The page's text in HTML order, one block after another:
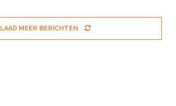
LAAD MEER BERICHTEN